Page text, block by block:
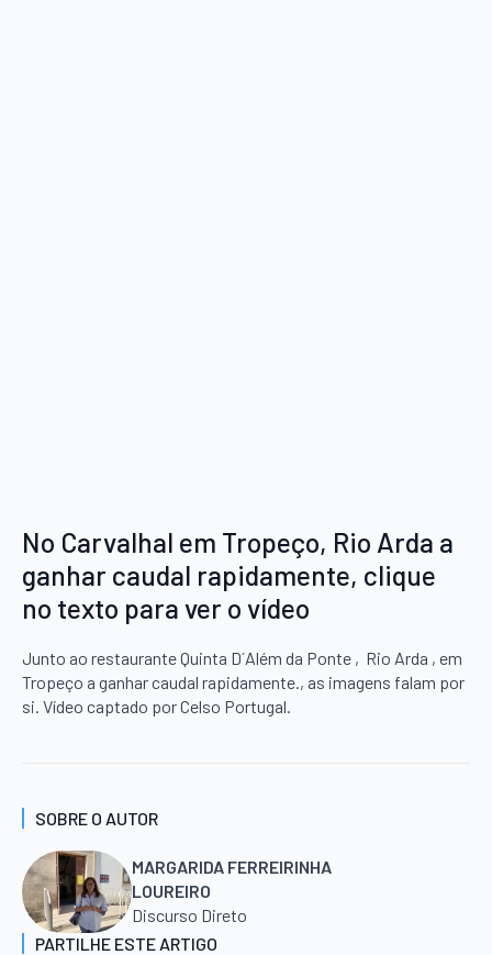
No Carvalhal em Tropeço, Rio Arda a
ganhar caudal rapidamente, clique
no texto para ver o vídeo
Junto ao restaurante Quinta D´Além da Ponte , Rio Arda , em
Tropeço a ganhar caudal rapidamente., as imagens falam por
si. Vídeo captado por Celso Portugal.
SOBRE O AUTOR
MARGARIDA FERREIRINHA
LOUREIRO
Discurso Direto
PARTILHE ESTE ARTIGO